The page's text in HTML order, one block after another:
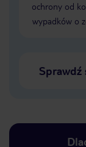
ochrony od
wypadków o
Sprawdź